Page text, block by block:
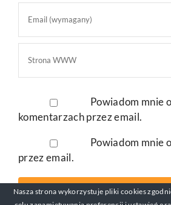
Powiadom mnie
komentarzach przez email.
Powiadom mnie
przez email.
Nasza strona wykorzystuje pliki cookies